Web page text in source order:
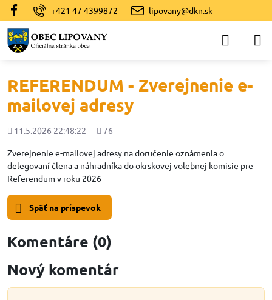
+421 47 4399872 lipovany@dkn.sk
REFERENDUM - Zverejnenie e-
mailovej adresy
Pridané
11.5.2026 22:48:22
Počet
76
Zverejnenie e-mailovej adresy na doručenie oznámenia o
delegovaní člena a náhradníka do okrskovej volebnej komisie pre
Referendum v roku 2026
Späť na príspevok
Komentáre (0)
Nový komentár